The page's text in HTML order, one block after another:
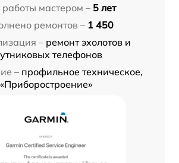
мастером – 5 лет
ремонтов – 1 450
– ремонт эхолотов и
телефонов
– профильное техническое,
«Приборостроение»